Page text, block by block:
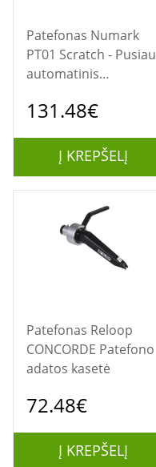
Patefonas Numark
PT01 Scratch - Pusiau
automatinis
su DJ scratch jungikliu
131.48€
Į KREPŠELĮ
Patefonas Reloop
CONCORDE Patefono
adatos kasetė
72.48€
Į KREPŠELĮ